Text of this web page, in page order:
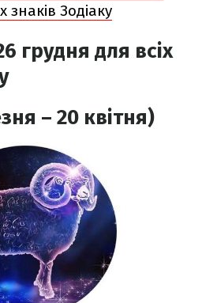
знаків Зодіаку
грудня для всіх
– 20 квітня)